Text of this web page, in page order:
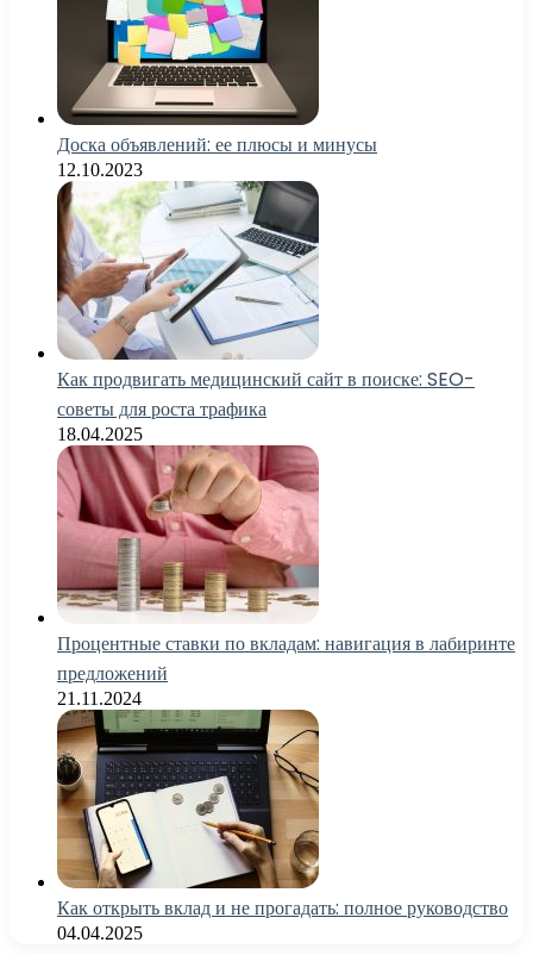
Доска объявлений: ее плюсы и минусы
12.10.2023
Как продвигать медицинский сайт в поиске: SEO-
советы для роста трафика
18.04.2025
Процентные ставки по вкладам: навигация в лабиринте
предложений
21.11.2024
Как открыть вклад и не прогадать: полное руководство
04.04.2025